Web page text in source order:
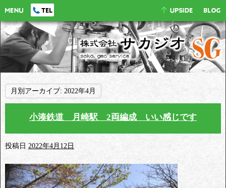
月別アーカイブ: 2022年4月
小湊鉄道 月崎駅 2両編成 いい感じです
投稿日 2022年4月12日